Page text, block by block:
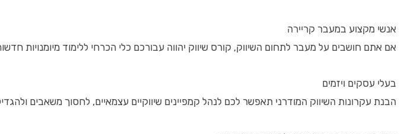
אנשי מקצוע במעבר קריירה
אם אתם חושבים על מעבר לתחום השיווק, קורס שיווק יהווה עבורכם כלי הכרחי ללימוד מיומנויות
בעלי עסקים ויזמים
הבנת עקרונות השיווק המודרני תאפשר לכם לנהל קמפיינים שיווקיים עצמאיים, לחסוך משאבים